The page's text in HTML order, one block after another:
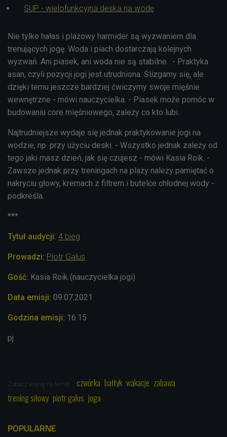
SUP - wielofunkcyjna deska na wodę
Nie tylko hałas i plażowy harmider są wyzwaniem dla
trenujących jogę. Woda i piach dostarczają kolejnych
wyzwań. Ani piasek, ani woda nie są stabilne. - Praktyka
asan, czyli pozycji jogi jest utrudniona. Ślizgamy się, ale
dzięki temu jeszcze bardziej ćwiczymy swoje mięśnie
wewnętrzne - mówi nauczycielka. - Piasek może pomóc w
budowaniu core mięśniowego, zależy co kto lubi.
Najtrudniejsze wydaje się jednak praktykowanie jogi na
wodzie, np. przy użyciu deski. - Wszystko jednak zależy od
tego jaki masz dzień, jak się czujesz - mówi Kasia Roik. -
Zawsze jednak przy treningach na plaży należy pamiętać o
nakryciu głowy, kremach z filtrem i butelce chłodnej wody -
podkreśla.
***
Tytuł audycji: 4 bieg
Prowadzi: Piotr Galus
Gość: Kasia Roik (nauczycielka jogi)
Data emisji: 09.07.2021
Godzina emisji: 16.15
pj
Zobacz więcej na temat: czwórka bałtyk wakacje zabawa
trening siłowy piotr galus joga
POPULARNE